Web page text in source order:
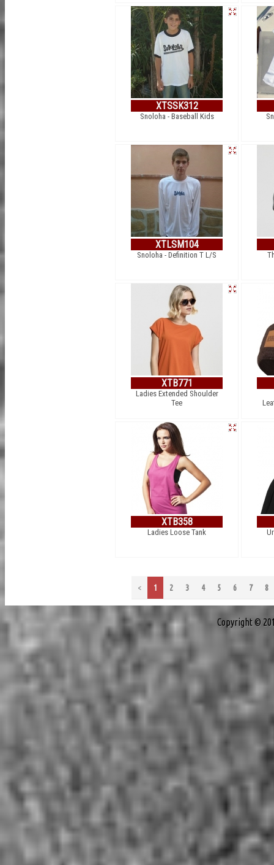
XTSSK312
Snoloha - Baseball Kids
XTLSM104
Snoloha - Definition T L/S
XTB771
Ladies Extended Shoulder
Tee
XTB358
Ladies Loose Tank
< 1 2 3 4 5 6 7 8
Copyright ©